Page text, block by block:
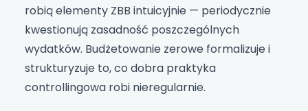
robią elementy ZBB intuicyjnie — periodycznie
kwestionują zasadność poszczególnych
wydatków. Budżetowanie zerowe formalizuje i
strukturyzuje to, co dobra praktyka
controllingowa robi nieregularnie.